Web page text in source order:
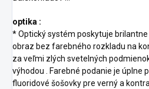
optika :
* Optický systém poskytuje
obraz bez farebného rozkladu na
za veľmi zlých svetelných
výhodou . Farebné podanie je úplne
fluoridové šošovky pre verný a